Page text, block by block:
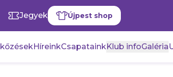
Jegyek Újpest shop
HíreinkCsapatainkKlub infoGaléria